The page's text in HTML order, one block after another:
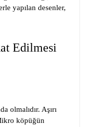
yapılan desenler,
Edilmesi
olmalıdır. Aşırı
köpüğün